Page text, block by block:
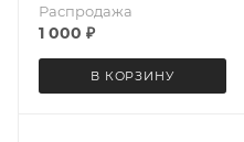
Распродажа
1 000 ₽
В КОРЗИНУ